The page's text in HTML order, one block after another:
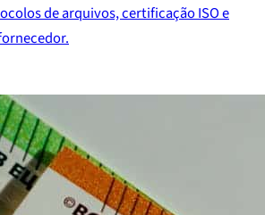
de arquivos, certificação ISO e